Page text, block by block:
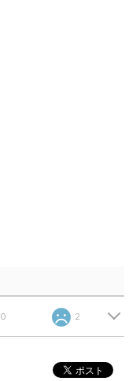
0 2